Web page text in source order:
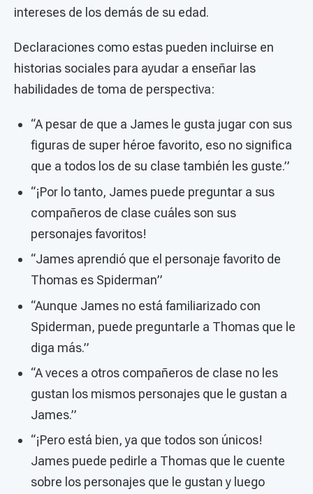
intereses de los demás de su edad.
Declaraciones como estas pueden incluirse en
historias sociales para ayudar a enseñar las
habilidades de toma de perspectiva:
“A pesar de que a James le gusta jugar con sus
figuras de super héroe favorito, eso no significa
que a todos los de su clase también les guste.”
“¡Por lo tanto, James puede preguntar a sus
compañeros de clase cuáles son sus
personajes favoritos!
“James aprendió que el personaje favorito de
Thomas es Spiderman”
“Aunque James no está familiarizado con
Spiderman, puede preguntarle a Thomas que le
diga más.”
“A veces a otros compañeros de clase no les
gustan los mismos personajes que le gustan a
James.”
“¡Pero está bien, ya que todos son únicos!
James puede pedirle a Thomas que le cuente
sobre los personajes que le gustan y luego